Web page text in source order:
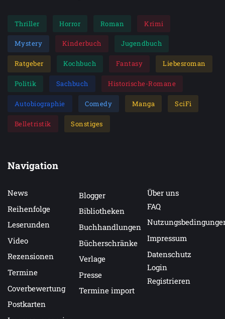
Thriller Horror Roman Krimi
Mystery Kinderbuch Jugendbuch
Ratgeber Kochbuch Fantasy Liebesroman
Politik Sachbuch Historische-Romane
Autobiographie Comedy Manga SciFi
Belletristik Sonstiges
Navigation
News
Reihenfolge
Leserunden
Video
Rezensionen
Termine
Coverbewertung
Postkarten
Blogger
Bibliotheken
Buchhandlungen
Bücherschränke
Verlage
Presse
Termine import
Über uns
FAQ
Impressum
Datenschutz
Login
Registrieren